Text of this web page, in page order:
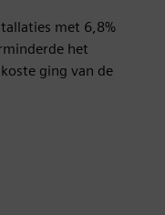
met 6,8%
het
ging van de